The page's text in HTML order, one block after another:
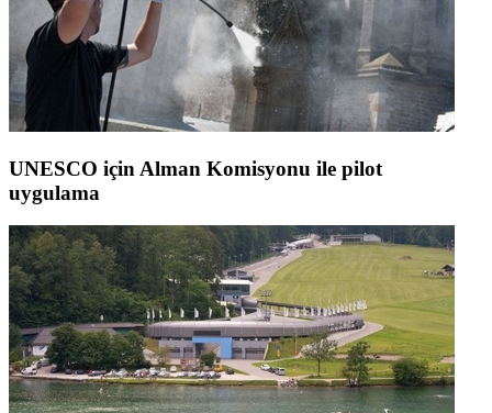
UNESCO için Alman Komisyonu ile pilot
uygulama